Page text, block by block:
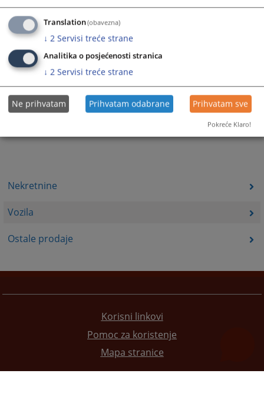
Nekretnine
Vozila
Ostale prodaje
Korisni linkovi
Pomoc za koristenje
Mapa stranice
Translation(obavezna)
↓ 2 Servisi treće strane
Analitika o posjećenosti stranica
↓ 2 Servisi treće strane
Ne prihvatam Prihvatam odabrane Prihvatam sve
Pokreće Klaro!